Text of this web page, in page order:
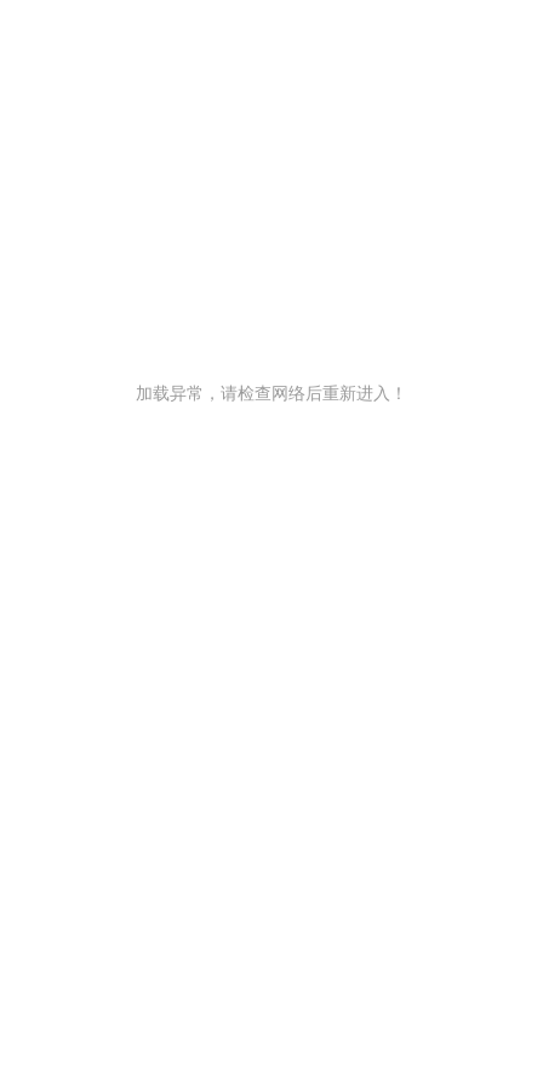
加载异常，请检查网络后重新进入！